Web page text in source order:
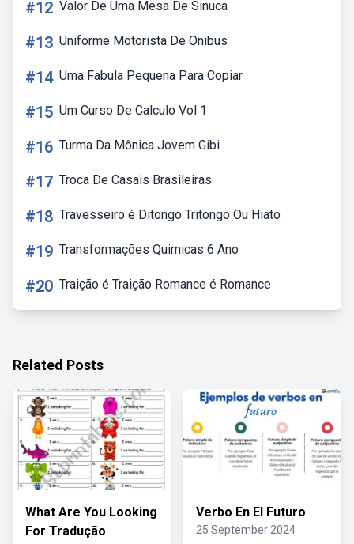
#12 Valor De Uma Mesa De Sinuca
#13 Uniforme Motorista De Onibus
#14 Uma Fabula Pequena Para Copiar
#15 Um Curso De Calculo Vol 1
#16 Turma Da Mônica Jovem Gibi
#17 Troca De Casais Brasileiras
#18 Travesseiro é Ditongo Tritongo Ou Hiato
#19 Transformações Quimicas 6 Ano
#20 Traição é Traição Romance é Romance
Related Posts
What Are You Looking
For Tradução
Verbo En El Futuro
25 September 2024